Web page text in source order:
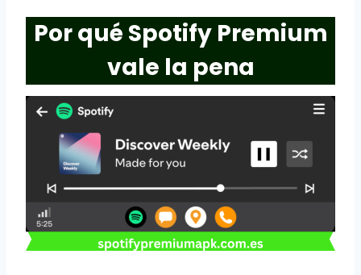
Por qué Spotify Premium
vale la pena